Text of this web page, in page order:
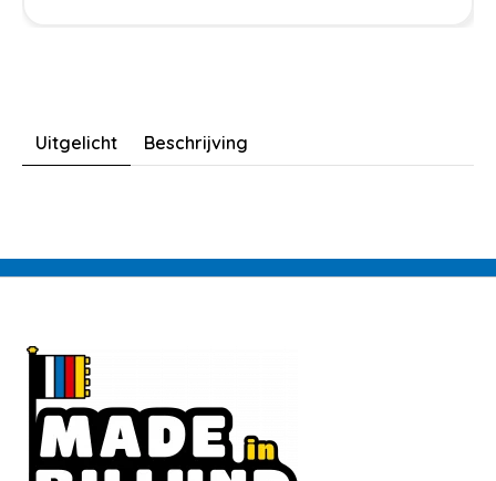
Uitgelicht Beschrijving